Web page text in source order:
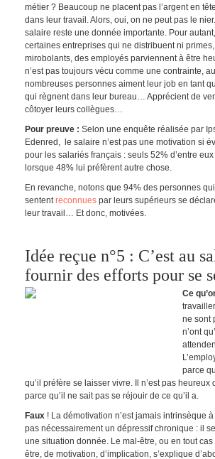
métier ? Beaucoup ne placent pas l’argent en
dans leur travail. Alors, oui, on ne peut pas le
salaire reste une donnée importante. Pour
certaines entreprises qui ne distribuent ni
mirobolants, des employés parviennent à être
n’est pas toujours vécu comme une contrainte,
nombreuses personnes aiment leur job en tant
qui règnent dans leur bureau… Apprécient de
côtoyer leurs collègues…
Pour preuve : Selon une enquête réalisée par
Edenred, le salaire n’est pas une motivation si
pour les salariés français : seuls 52% d’entre
lorsque 48% lui préfèrent autre chose.
En revanche, notons que 94% des personnes
sentent reconnuespar leurs supérieurs se
leur travail… Et donc, motivées.
Idée reçue n°5 : C’est au
fournir des efforts pour se
Ce
ne sont
n’ont
parce
qu’il préfère se laisser vivre. Il n’est pas heureux
parce qu’il ne sait pas se réjouir de ce qu’il a.
Faux! La démotivation n’est jamais intrinsèque à
pas nécessairement un dépressif chronique : il
une situation donnée. Le mal-être, ou en tout cas
être, de motivation, d’implication, s’explique